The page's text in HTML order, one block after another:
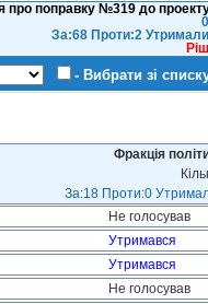
про поправку №319 до
За:68 Проти:2
- Вибрати зі
Фракція
За:18 Проти:0
Не голосував
Утримався
Утримався
Не голосував